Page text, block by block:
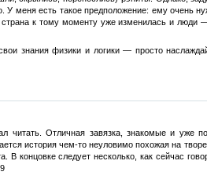
У меня есть такое предположение: ему очень
к тому моменту уже изменилась и люди
знания физики и логики — просто
Отличная завязка, знакомые и уже
история чем-то неуловимо похожая на
В концовке следует несколько, как сейчас